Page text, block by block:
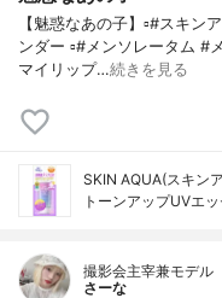
【魅惑なあの子】▫️#スキン
ンダー ▫️#メンソレータム #
マイリップ…続きを見る
SKIN AQUA(スキン
トーンアップUVエ
撮影会主宰兼モデル
さーな